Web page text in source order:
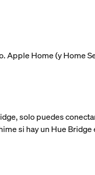
Apple Home (y Home
solo puedes
si hay un Hue Bridge